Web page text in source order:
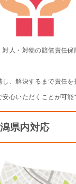
人・対物の賠償責任保
、解決するまで責任を
心いただくことが可能
県内対応